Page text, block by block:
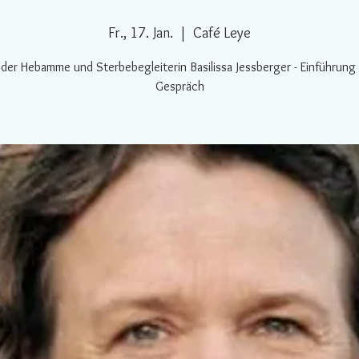
Fr., 17. Jan.
  |
Café Leye
Hebamme und Sterbebegleiterin Basilissa Jessberger - Einführung
Gespräch